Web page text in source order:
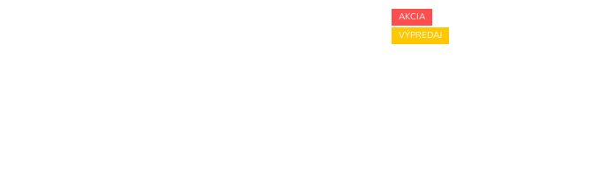
AKCIA
VÝPREDAJ